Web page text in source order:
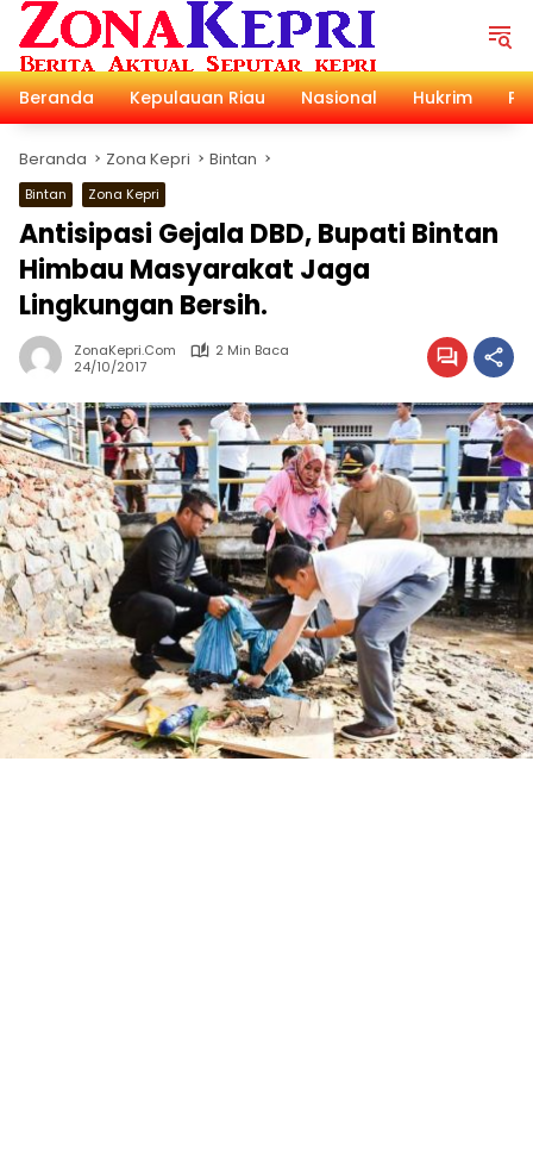
Langsung
konten
Beranda
Kepulauan Riau Nasional Hukrim
Beranda Zona Kepri Bintan
Bintan Zona Kepri
Antisipasi Gejala DBD, Bupati Bintan
Himbau Masyarakat Jaga
Lingkungan Bersih.
ZonaKepri.com
2 Min Baca
24/10/2017